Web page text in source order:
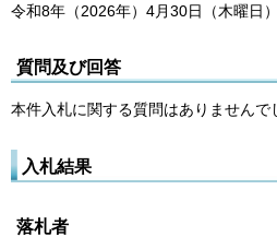
令和8年（2026年）4月30日（木曜日
質問及び回答
本件入札に関する質問はありませんで
入札結果
落札者